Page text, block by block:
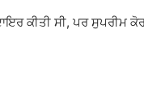
ਕੀਤੀ ਸੀ, ਪਰ ਸੁਪਰੀਮ